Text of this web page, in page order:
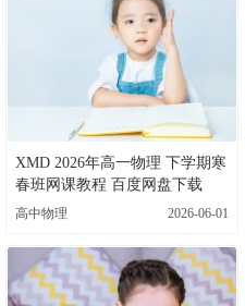
XMD 2026年高一物理 下学期寒
春班网课教程 百度网盘下载
高中物理 2026-06-01